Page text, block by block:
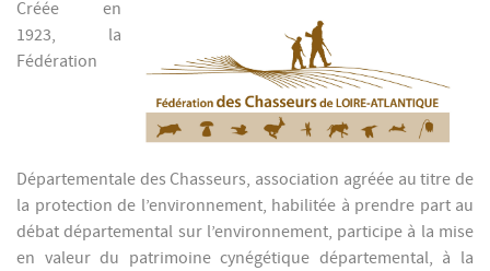
Créée en
1923, la
Fédération
Départementale des Chasseurs, association agréée au titre de
la protection de l’environnement, habilitée à prendre part au
débat départemental sur l’environnement, participe à la mise
en valeur du patrimoine cynégétique départemental, à la